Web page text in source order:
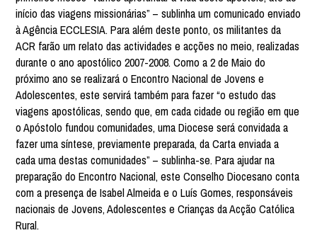
início das viagens missionárias” – sublinha um comunicado enviado
à Agência ECCLESIA. Para além deste ponto, os militantes da
ACR farão um relato das actividades e acções no meio, realizadas
durante o ano apostólico 2007-2008. Como a 2 de Maio do
próximo ano se realizará o Encontro Nacional de Jovens e
Adolescentes, este servirá também para fazer “o estudo das
viagens apostólicas, sendo que, em cada cidade ou região em que
o Apóstolo fundou comunidades, uma Diocese será convidada a
fazer uma síntese, previamente preparada, da Carta enviada a
cada uma destas comunidades” – sublinha-se. Para ajudar na
preparação do Encontro Nacional, este Conselho Diocesano conta
com a presença de Isabel Almeida e o Luís Gomes, responsáveis
nacionais de Jovens, Adolescentes e Crianças da Acção Católica
Rural.